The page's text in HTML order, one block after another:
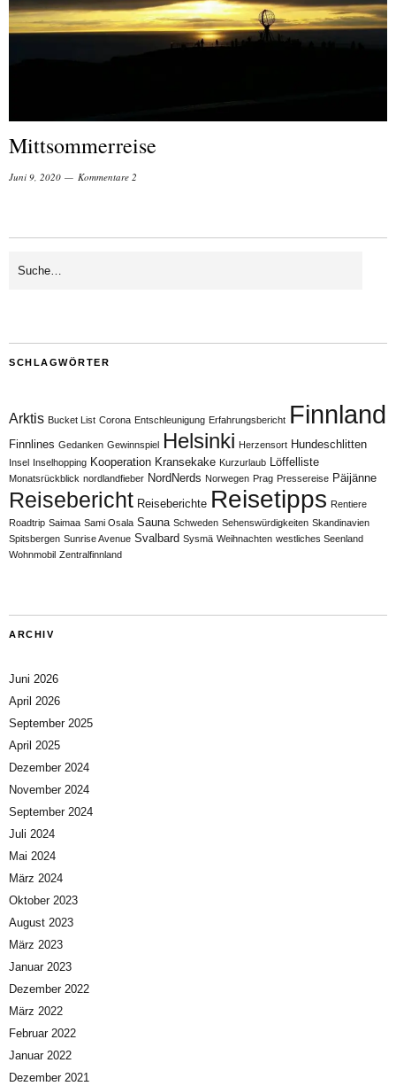
Mittsommerreise
Juni 9, 2020 Kommentare 2
SCHLAGWÖRTER
Arktis Bucket List Corona Entschleunigung Erfahrungsbericht Finnland
Finnlines Gedanken Gewinnspiel Helsinki Herzensort Hundeschlitten
Insel Inselhopping Kooperation Kransekake Kurzurlaub Löffelliste
Monatsrückblick nordlandfieber NordNerds Norwegen Prag Pressereise Päijänne
Reisebericht Reiseberichte Reisetipps Rentiere
Roadtrip Saimaa Sami Osala Sauna Schweden Sehenswürdigkeiten Skandinavien
Spitsbergen Sunrise Avenue Svalbard Sysmä Weihnachten westliches Seenland
Wohnmobil Zentralfinnland
ARCHIV
Juni 2026
April 2026
September 2025
April 2025
Dezember 2024
November 2024
September 2024
Juli 2024
Mai 2024
März 2024
Oktober 2023
August 2023
März 2023
Januar 2023
Dezember 2022
März 2022
Februar 2022
Januar 2022
Dezember 2021